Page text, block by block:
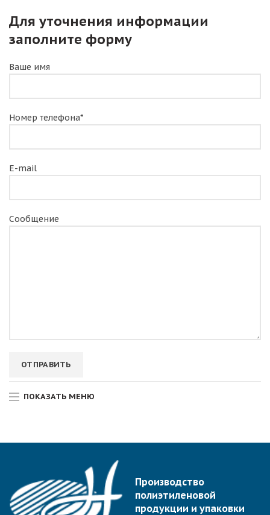
Для уточнения информации
заполните форму
Ваше имя
Номер телефона*
E-mail
Сообщение
ПОКАЗАТЬ МЕНЮ
Производство
полиэтиленовой
продукции и упаковки